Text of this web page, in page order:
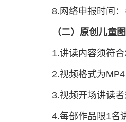
8.网络申报时间
（二）原创儿童
1.讲读内容须符
2.视频格式为
3.视频开场讲读
4.每部作品限1名